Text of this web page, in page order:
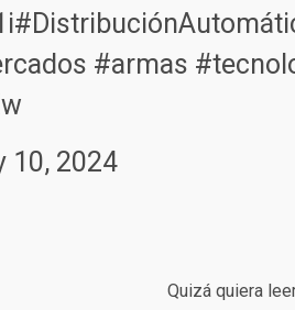
#armas
10, 2024
Quizá quiera